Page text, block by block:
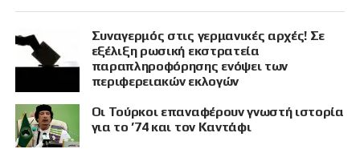
Συναγερμός στις γερμανικές αρχές! Σε
εξέλιξη ρωσική εκστρατεία
παραπληροφόρησης ενόψει των
περιφερειακών εκλογών
Οι Τούρκοι επαναφέρουν γνωστή ιστορία
για το ’74 και τον Καντάφι